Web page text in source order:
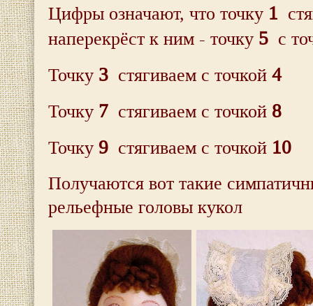
Цифры означают, что точку 1
наперекрёст к ним - точку5с
Точку 3стягиваем с точкой 4
Точку 7стягиваем с точкой 8
Точку 9стягиваем с точкой 10
Получаются вот такие
рельефные головы кукол